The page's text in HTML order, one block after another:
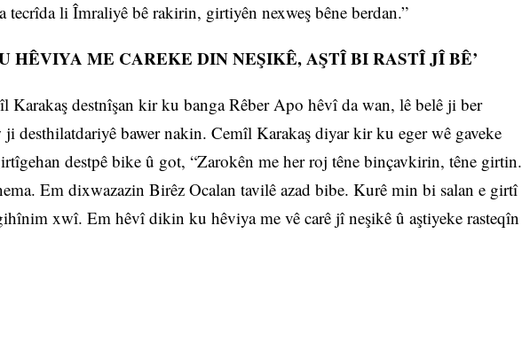
tecrîda li Îmraliyê bê rakirin, girtiyên nexweş bêne berdan.”
HÊVIYA ME CAREKE DIN NEŞIKÊ, AŞTÎ BI RASTÎ JÎ BÊ’
Karakaş destnîşan kir ku banga Rêber Apo hêvî da wan, lê belê ji ber
desthilatdariyê bawer nakin. Cemîl Karakaş diyar kir ku eger wê gaveke
destpê bike û got, “Zarokên me her roj têne binçavkirin, têne girtin.
Em dixwazazin Birêz Ocalan tavilê azad bibe. Kurê min bi salan e girtî
xwî. Em hêvî dikin ku hêviya me vê carê jî neşikê û aştiyeke rasteqîn